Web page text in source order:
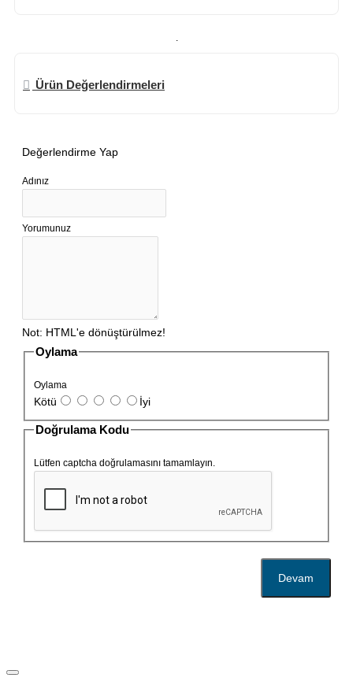
.
Ürün Değerlendirmeleri
Değerlendirme Yap
Adınız
Yorumunuz
Not: HTML'e dönüştürülmez!
Oylama
Oylama
Kötü İyi
Doğrulama Kodu
Lütfen captcha doğrulamasını tamamlayın.
Devam